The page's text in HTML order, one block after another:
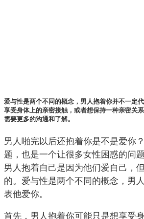
爱与性是两个不同的概念，男人抱着你并不一定
享受身体上的亲密接触，或者想保持一种亲密关
需要更多的沟通和了解。
男人啪完以后还抱着你是不是爱你
题，也是一个让很多女性困惑的问
男人抱着自己是因为他们爱自己，
的。爱与性是两个不同的概念，男
表他爱你。
首先，男人抱着你可能只是想享受